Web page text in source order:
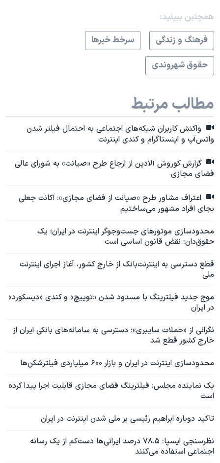
همچنبن ببینید:
فرهنگ و زندگی
سرخط خبرها
حقوق شهروندی
مطالب مرتبط
واکنش کاربران شبکه‌های اجتماعی به احتمال فیلتر شدن
واتس‌آپ و اینستاگرام و کندی اینترنت
گزارش کوروش آلادین از ارجاع طرح «صیانت» به شورای عالی
فضای مجازی
اعتراف مشاور طرح «صیانت از فضای مجازی»: اکانت جعلی
بجای افراد مشهور می‌ساختیم
محدودسازی موتورهای جست‌وجوگر اینترنت در ایران؛ یک
حقوق‌دان: نقض قانون اساسی است
قطع دسترسی به اینترنت‌بانک از خارج کشور، آغاز اجرای اینترنت
ملی
موج جدید فیلترینگ با مسدود شدن «توییچ» و کندی «دیسکورد»
در ایران​​​​​​
نگرانی از «حملات سایبری»؛ دسترسی به سامانه‌های بانکی ایران از
خارج کشور قطع شد
محدودسازی اینترنت در ایران و بازار ۶۰۰ میلیاردی فیلترشکن‌ها
یک نماینده مجلس: فیلترینگ فضای مجازی قابلیت اجرا پیدا کرده
است
تاکید دوباره ابراهیم رئیسی بر ملی شدن اینترنت در ایران
نظرسنجی ایسپا: ۷۸.۵ درصد ایرانی‌ها دست‌کم از یک رسانه
اجتماعی استفاده می‌کنند